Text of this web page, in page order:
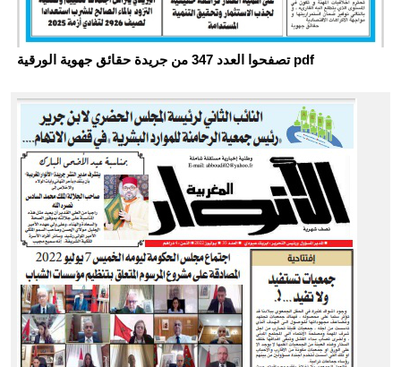
تصفحوا العدد 347 من جريدة حقائق جهوية الورقية pdf